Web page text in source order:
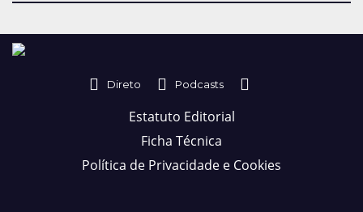
Direto Podcasts
Estatuto Editorial
Ficha Técnica
Política de Privacidade e Cookies